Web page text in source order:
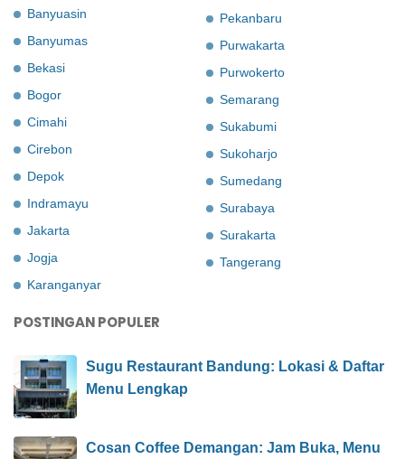
Banyuasin
Banyumas
Bekasi
Bogor
Cimahi
Cirebon
Depok
Indramayu
Jakarta
Jogja
Karanganyar
Pekanbaru
Purwakarta
Purwokerto
Semarang
Sukabumi
Sukoharjo
Sumedang
Surabaya
Surakarta
Tangerang
POSTINGAN POPULER
Sugu Restaurant Bandung: Lokasi & Daftar
Menu Lengkap
Cosan Coffee Demangan: Jam Buka, Menu